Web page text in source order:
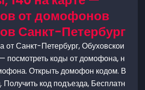
от домофонов
Санкт-Петербург
Санкт-Петербург, Обуховскои
посмотреть коды от домофона, н
Открыть домофон кодом. В
Получить код подъезда, Бесплатн